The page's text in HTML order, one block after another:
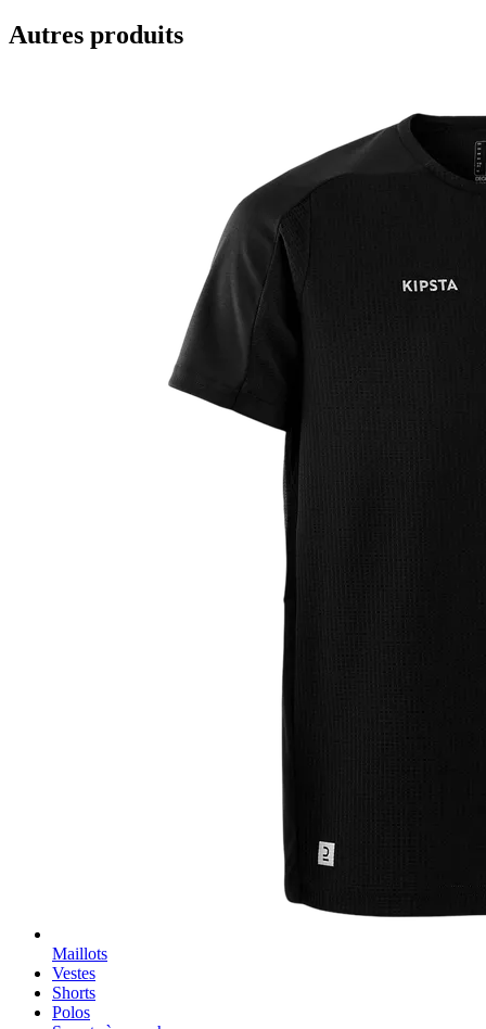
Autres produits
Maillots
Vestes
Shorts
Polos